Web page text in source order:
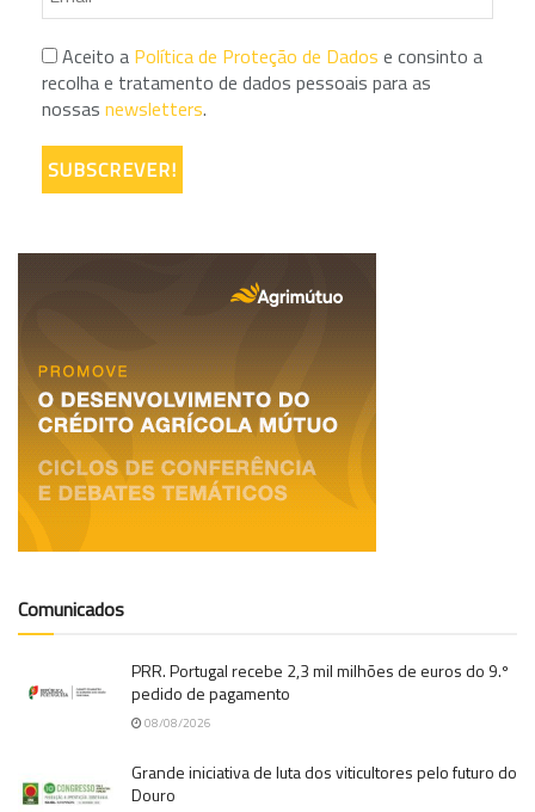
Aceito a Política de Proteção de Dados e consinto a
recolha e tratamento de dados pessoais para as
nossas newsletters.
Comunicados
PRR. Portugal recebe 2,3 mil milhões de euros do 9.º
pedido de pagamento
08/08/2026
Grande iniciativa de luta dos viticultores pelo futuro do
Douro